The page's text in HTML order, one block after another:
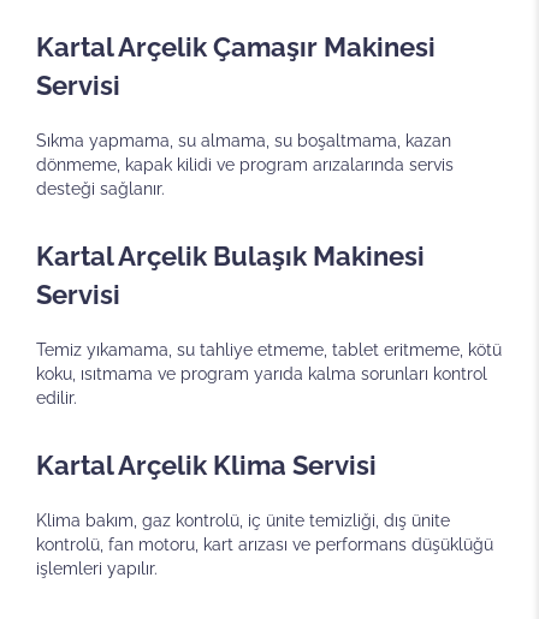
Kartal Arçelik Çamaşır Makinesi
Servisi
Sıkma yapmama, su almama, su boşaltmama, kazan
dönmeme, kapak kilidi ve program arızalarında servis
desteği sağlanır.
Kartal Arçelik Bulaşık Makinesi
Servisi
Temiz yıkamama, su tahliye etmeme, tablet eritmeme, kötü
koku, ısıtmama ve program yarıda kalma sorunları kontrol
edilir.
Kartal Arçelik Klima Servisi
Klima bakım, gaz kontrolü, iç ünite temizliği, dış ünite
kontrolü, fan motoru, kart arızası ve performans düşüklüğü
işlemleri yapılır.